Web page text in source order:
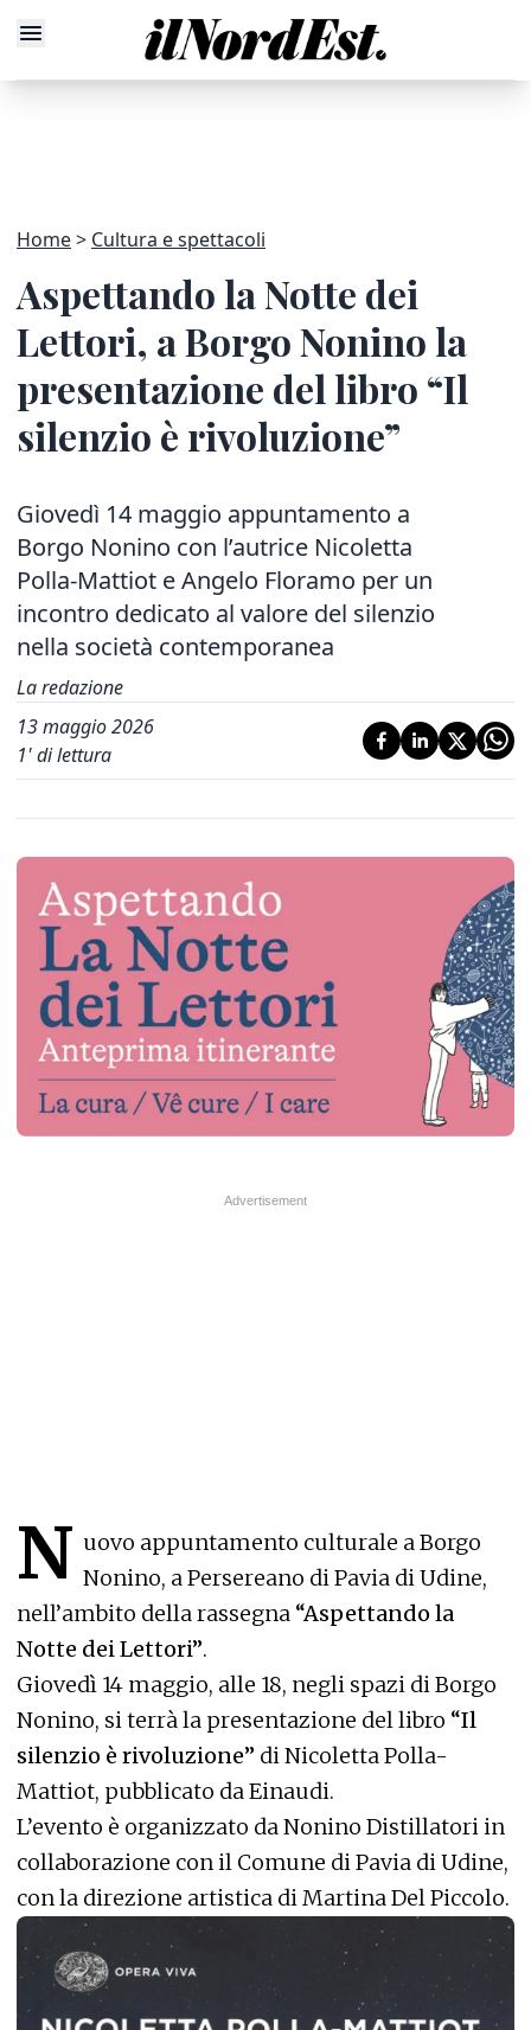
Home Cultura e spettacoli
Aspettando la Notte dei
Lettori, a Borgo Nonino la
presentazione del libro “Il
silenzio è rivoluzione”
Giovedì 14 maggio appuntamento a
Borgo Nonino con l’autrice Nicoletta
Polla-Mattiot e Angelo Floramo per un
incontro dedicato al valore del silenzio
nella società contemporanea
La redazione
13 maggio 2026
1' di lettura
N uovo appuntamento culturale a Borgo
Nonino, a Persereano di Pavia di Udine,
nell’ambito della rassegna “Aspettando la
Notte dei Lettori”.
Giovedì 14 maggio, alle 18, negli spazi di Borgo
Nonino, si terrà la presentazione del libro “Il
silenzio è rivoluzione” di Nicoletta Polla-
Mattiot, pubblicato da Einaudi.
L’evento è organizzato da Nonino Distillatori in
collaborazione con il Comune di Pavia di Udine,
con la direzione artistica di Martina Del Piccolo.